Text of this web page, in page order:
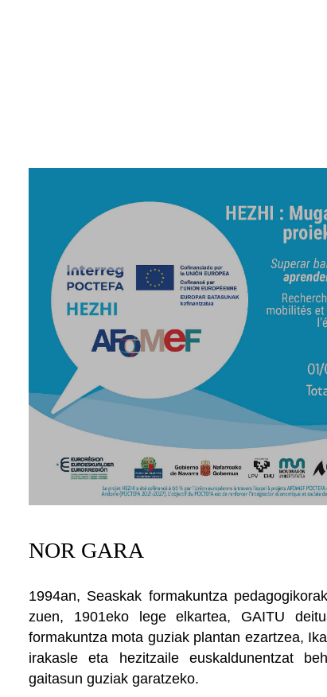
NOR GARA
1994an, Seaskak formakuntza
zuen, 1901eko lege elkartea, GAITU
formakuntza mota guziak plantan ezartzea,
irakasle eta hezitzaile euskaldunentzat
gaitasun guziak garatzeko.